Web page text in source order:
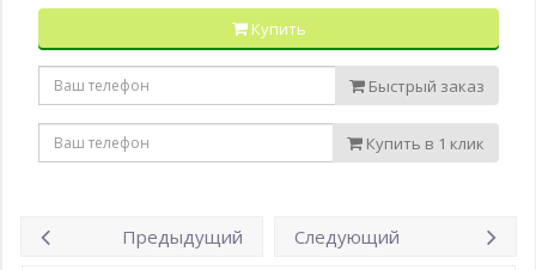
Купить
Быстрый заказ
Купить в 1 клик
Предыдущий Следующий